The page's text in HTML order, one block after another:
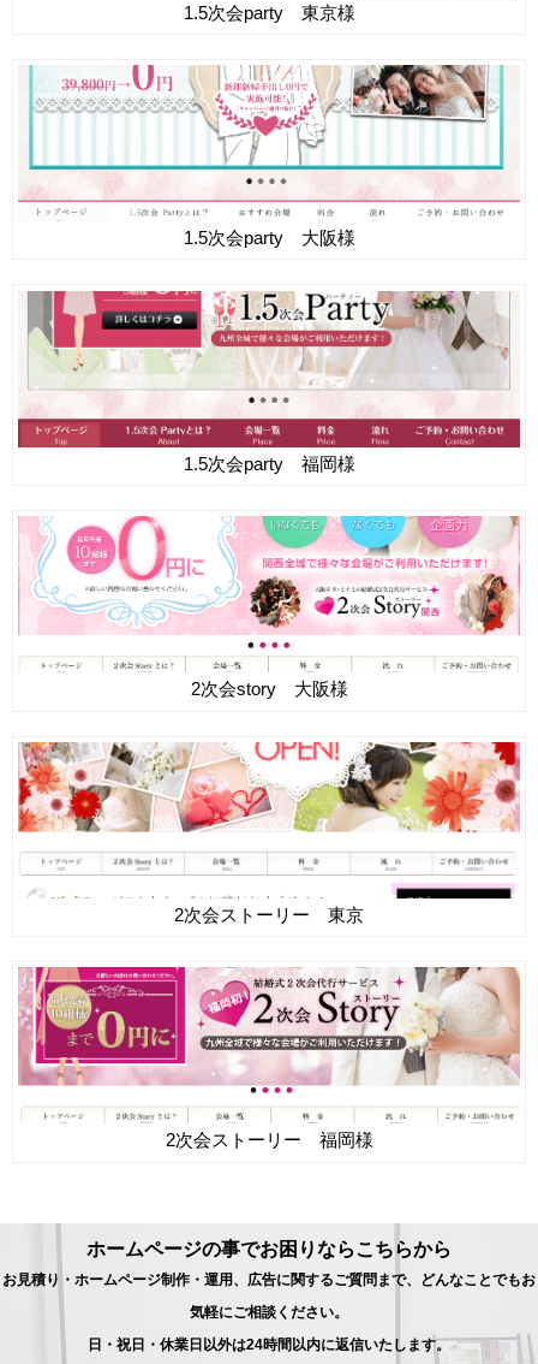
1.5次会party 東京様
1.5次会party 大阪様
1.5次会party 福岡様
2次会story 大阪様
2次会ストーリー 東京
2次会ストーリー 福岡様
ホームページの事でお困りならこちらから
お見積り・ホームページ制作・運用、広告に関するご質問まで、どんなことでもお
気軽にご相談ください。
日・祝日・休業日以外は24時間以内に返信いたします。